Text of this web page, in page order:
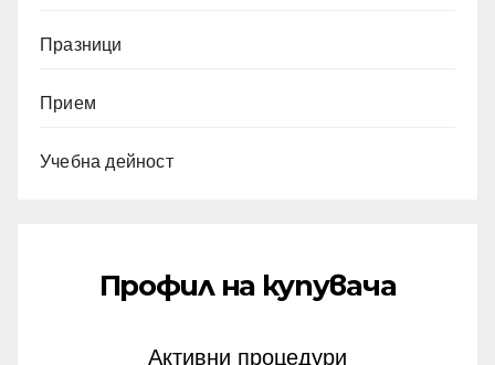
Празници
Прием
Учебна дейност
Профил на купувача
Активни процедури